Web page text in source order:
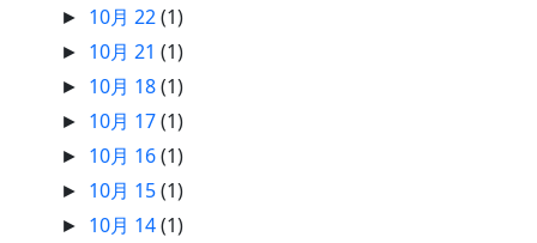
► 10月 22(1)
► 10月 21(1)
► 10月 18(1)
► 10月 17(1)
► 10月 16(1)
► 10月 15(1)
► 10月 14(1)